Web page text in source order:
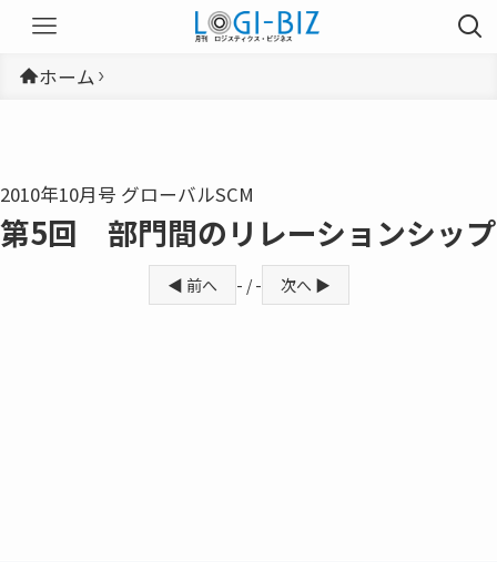
ホーム
2010年10月号 グローバルSCM
第5回 部門間のリレーションシップ
◀ 前へ - / - 次へ ▶